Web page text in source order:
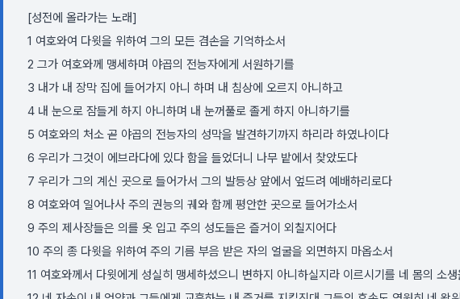
[성전에 올라가는 노래]
1 여호와여 다윗을 위하여 그의 모든 겸손을 기억하소서
2 그가 여호와께 맹세하며 야곱의 전능자에게 서원하기를
3 내가 내 장막 집에 들어가지 아니 하며 내 침상에 오르지 아니하고
4 내 눈으로 잠들게 하지 아니하며 내 눈꺼풀로 졸게 하지 아니하기를
5 여호와의 처소 곧 야곱의 전능자의 성막을 발견하기까지 하리라 하였나이다
6 우리가 그것이 에브라다에 있다 함을 들었더니 나무 밭에서 찾았도다
7 우리가 그의 계신 곳으로 들어가서 그의 발등상 앞에서 엎드려 예배하리로다
8 여호와여 일어나사 주의 권능의 궤와 함께 평안한 곳으로 들어가소서
9 주의 제사장들은 의를 옷 입고 주의 성도들은 즐거이 외칠지어다
10 주의 종 다윗을 위하여 주의 기름 부음 받은 자의 얼굴을 외면하지 마옵소서
11 여호와께서 다윗에게 성실히 맹세하셨으니 변하지 아니하실지라 이르시기를 네 몸의 소